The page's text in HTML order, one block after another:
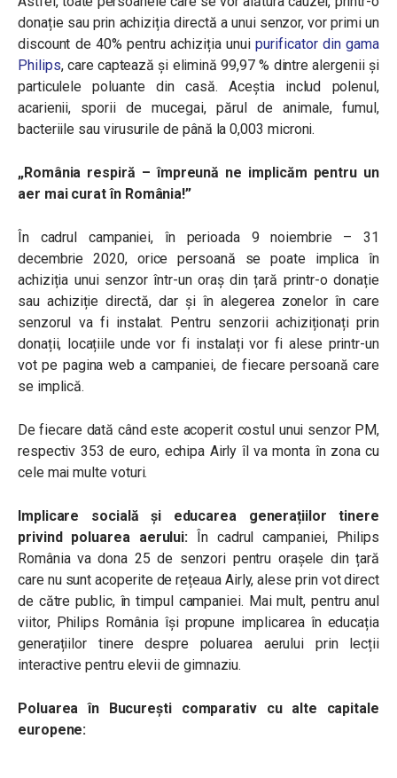
donație sau prin achiziția directă a unui senzor, vor primi un
discount de 40% pentru achiziția unuipurificator din gama
Philips, care captează şi elimină 99,97 % dintre alergenii și
particulele poluante din casă. Aceştia includ polenul,
acarienii, sporii de mucegai, părul de animale, fumul,
bacteriile sau virusurile de până la 0,003 microni.
„România respiră – împreună ne implicăm pentru un
aer mai curat în România!”
În cadrul campaniei, în perioada 9 noiembrie – 31
decembrie 2020, orice persoană se poate implica în
achiziția unui senzor într-un oraș din țară printr-o donație
sau achiziție directă, dar și în alegerea zonelor în care
senzorul va fi instalat. Pentru senzorii achiziționați prin
donații, locațiile unde vor fi instalați vor fi alese printr-un
vot pe pagina web a campaniei, de fiecare persoană care
se implică.
De fiecare dată când este acoperit costul unui senzor PM,
respectiv 353 de euro, echipa Airly îl va monta în zona cu
cele mai multe voturi.
Implicare socială și educarea generațiilor tinere
privind poluarea aerului:
În cadrul campaniei, Philips
România va dona 25 de senzori pentru orașele din țară
care nu sunt acoperite de rețeaua Airly, alese prin vot direct
de către public, în timpul campaniei. Mai mult, pentru anul
viitor, Philips România își propune implicarea în educația
generațiilor tinere despre poluarea aerului prin lecții
interactive pentru elevii de gimnaziu.
Poluarea în Bucureşti comparativ cu alte capitale
europene: